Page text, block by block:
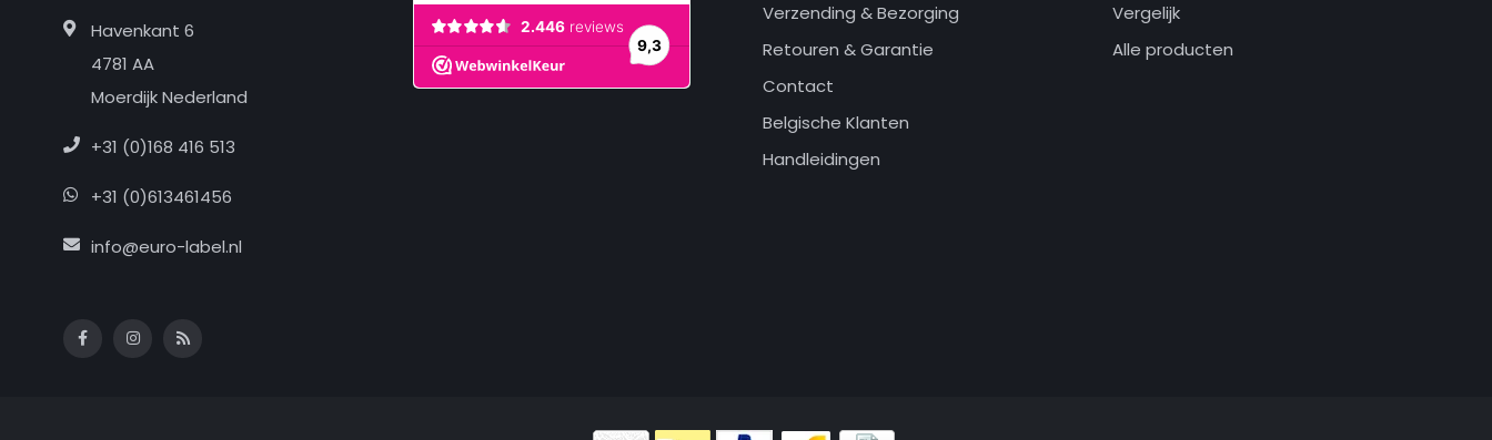
Havenkant 6
4781 AA
Moerdijk Nederland
+31 (0)168 416 513
+31 (0)613461456
info@euro-label.nl
Verzending & Bezorging
Retouren & Garantie
Contact
Belgische Klanten
Handleidingen
Vergelijk
Alle producten